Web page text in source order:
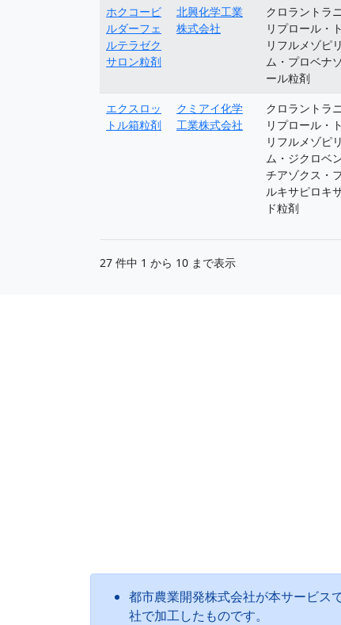
ホクコービ
ルダーフェ
ルテラゼク
サロン粒剤
北興化学工業
株式会社
クロラントラ
リプロール・ト
リフルメゾピリ
ム・プロベナ
ール粒剤
エクスロッ
トル箱粒剤
クミアイ化学
工業株式会社
クロラントラ
リプロール・ト
リフルメゾピリ
ム・ジクロベ
チアゾクス・
ルキサピロキ
ド粒剤
27 件中 1 から 10 まで表示
都市農業開発株式会社が本サービス
社で加工したものです。